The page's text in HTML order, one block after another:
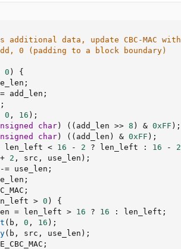
additional data, update CBC-MAC with
0 (padding to a block boundary)
0 )
{
;
= add_len ;
;
0 , 16 ) ;
char ) ( ( add_len >> 8 ) & 0xFF ) ;
char ) ( ( add_len ) & 0xFF ) ;
len_left < 16 - 2 ? len_left : 16 - 2
+ 2 , src , use_len ) ;
-= use_len ;
;
;
> 0 )
{
= len_left > 16 ? 16 : len_left ;
( b , 0 , 16 ) ;
( b , src , use_len ) ;
;